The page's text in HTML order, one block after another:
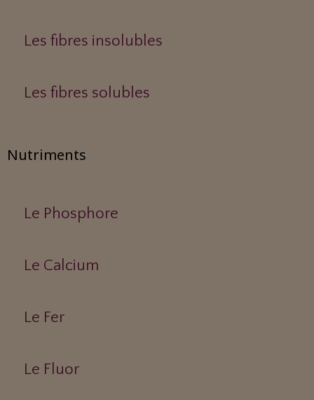
Les fibres insolubles
Les fibres solubles
Nutriments
Le Phosphore
Le Calcium
Le Fer
Le Fluor